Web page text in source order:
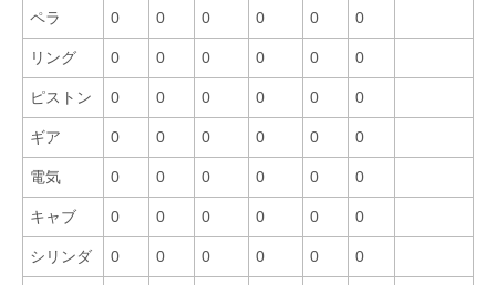
ペラ 0 0 0 0 0 0
リング 0 0 0 0 0 0
ピストン 0 0 0 0 0 0
ギア 0 0 0 0 0 0
電気 0 0 0 0 0 0
キャブ 0 0 0 0 0 0
シリンダ 0 0 0 0 0 0